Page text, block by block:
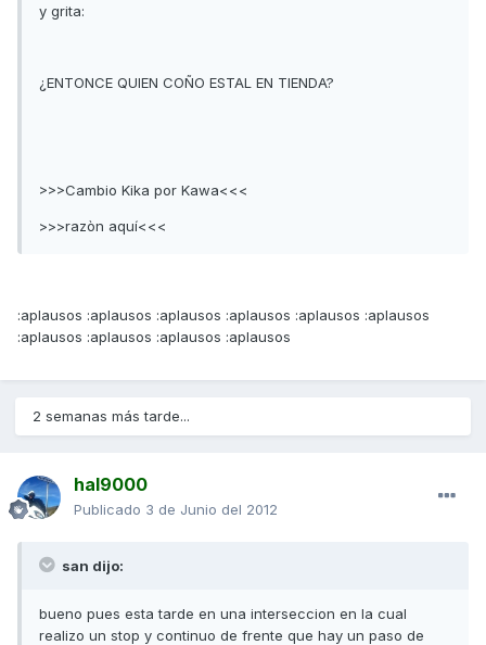
y grita:
¿ENTONCE QUIEN COÑO ESTAL EN TIENDA?
>>>Cambio Kika por Kawa<<<
>>>razòn aquí<<<
:aplausos :aplausos :aplausos :aplausos :aplausos :aplausos
:aplausos :aplausos :aplausos :aplausos
2 semanas más tarde...
hal9000
Publicado 3 de Junio del 2012
san dijo:
bueno pues esta tarde en una interseccion en la cual
realizo un stop y continuo de frente que hay un paso de